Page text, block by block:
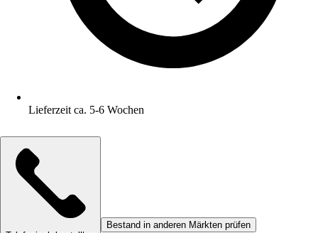
Lieferzeit ca. 5-6 Wochen
Bestand in anderen Märkten prüfen